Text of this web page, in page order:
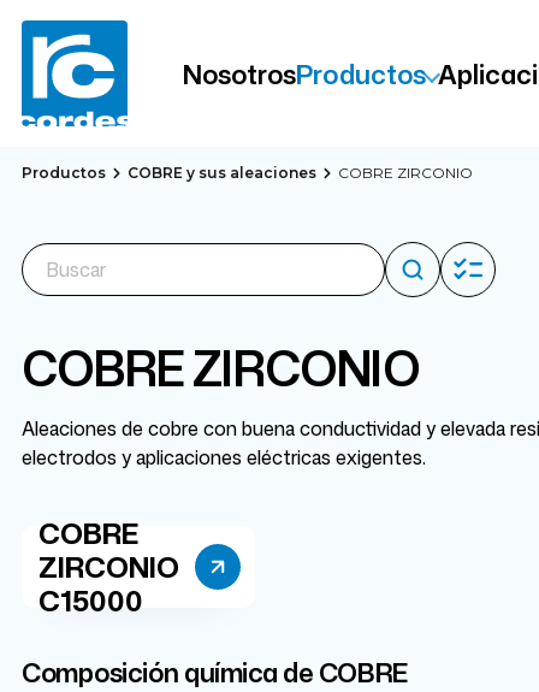
NosotrosProductos
Productos COBRE y sus aleaciones COBRE ZIRCONIO
COBRE ZIRCONIO
Aleaciones de cobre con buena conductividad y elevada
electrodos y aplicaciones eléctricas exigentes.
COBRE
ZIRCONIO
C15000
Composición química de COBRE